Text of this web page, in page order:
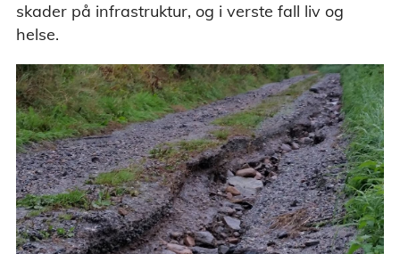
skader på infrastruktur, og i verste fall liv og
helse.